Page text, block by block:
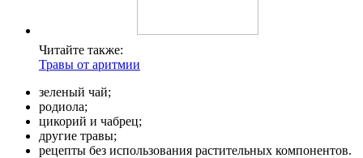
Читайте также:
Травы от аритмии
зеленый чай;
родиола;
цикорий и чабрец;
другие травы;
рецепты без использования растительных компонентов.